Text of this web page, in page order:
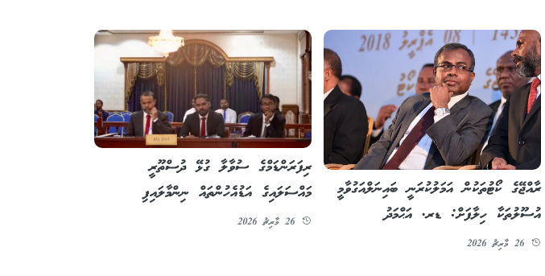
ރާއްޖޭގެ ކޯޓުތަކުން އަމަލުކުރަނީ ބައިނަލްއަގުވާމީ
އުސޫލުތަކާ ހިލާފަށް: ޑރ. އަޙްމަދު
26 މާރިޗު 2026
ރިފަރަންޑަމްގެ ސުވާލާ ގުޅޭ ދުސްތޫރީ
މައްސަލައިގެ އަޑުއެހުންތައް ނިންމާލައިފި
26 މާރިޗު 2026